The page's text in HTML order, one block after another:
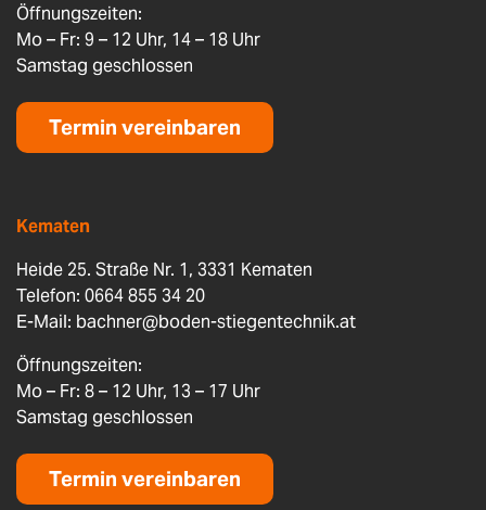
Öffnungszeiten:
Mo – Fr: 9 – 12 Uhr, 14 – 18 Uhr
Samstag geschlossen
Termin vereinbaren
Kematen
Heide 25. Straße Nr. 1, 3331 Kematen
Telefon: 0664 855 34 20
E-Mail: bachner@boden-stiegentechnik.at
Öffnungszeiten:
Mo – Fr: 8 – 12 Uhr, 13 – 17 Uhr
Samstag geschlossen
Termin vereinbaren